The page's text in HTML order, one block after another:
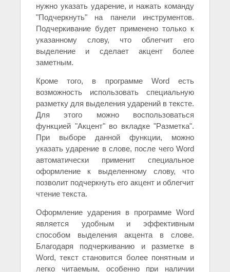
нужно указать ударение, и нажать команду
"Подчеркнуть" на панели инструментов.
Подчеркивание будет применено только к
указанному слову, что облегчит его
выделение и сделает акцент более
заметным.
Кроме того, в программе Word есть
возможность использовать специальную
разметку для выделения ударений в тексте.
Для этого можно воспользоваться
функцией "Акцент" во вкладке "Разметка".
При выборе данной функции, можно
указать ударение в слове, после чего Word
автоматически применит специальное
оформление к выделенному слову, что
позволит подчеркнуть его акцент и облегчит
чтение текста.
Оформление ударения в программе Word
является удобным и эффективным
способом выделения акцента в слове.
Благодаря подчеркиванию и разметке в
Word, текст становится более понятным и
легко читаемым, особенно при наличии